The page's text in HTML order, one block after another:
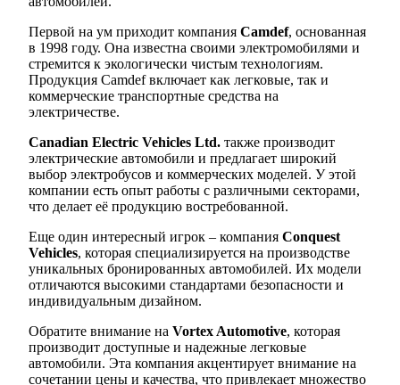
Первой на ум приходит компания Camdef, основанная
в 1998 году. Она известна своими электромобилями и
стремится к экологически чистым технологиям.
Продукция Camdef включает как легковые, так и
коммерческие транспортные средства на
электричестве.
Canadian Electric Vehicles Ltd. также производит
электрические автомобили и предлагает широкий
выбор электробусов и коммерческих моделей. У этой
компании есть опыт работы с различными секторами,
что делает её продукцию востребованной.
Еще один интересный игрок – компания Conquest
Vehicles, которая специализируется на производстве
уникальных бронированных автомобилей. Их модели
отличаются высокими стандартами безопасности и
индивидуальным дизайном.
Обратите внимание на Vortex Automotive, которая
производит доступные и надежные легковые
автомобили. Эта компания акцентирует внимание на
сочетании цены и качества, что привлекает множество